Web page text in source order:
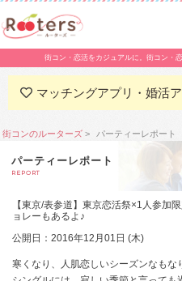
街コン・恋活をカジュアルに。街コン
マッチングアプリ・婚活
街コンのルーターズ パーティーレポート
パーティーレポート
REPORT
【東京/表参道】東京恋活祭×1人参加
ョレーもあるよ♪
公開日：2016年12月01日 (木)
寒くなり、人肌恋しいシーズンなもな